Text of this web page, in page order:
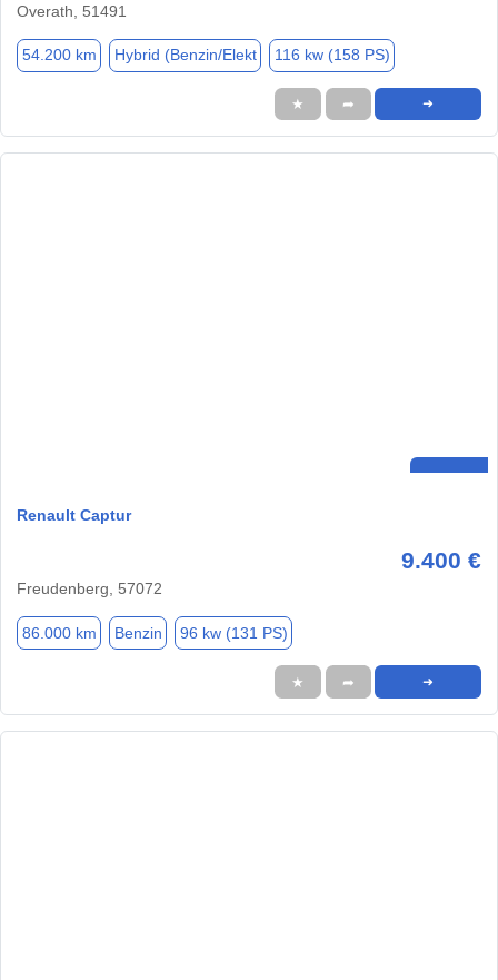
Overath, 51491
54.200 km Hybrid (Benzin/Elekt 116 kw (158 PS)
★ ➦ ➜
Renault Captur
9.400 €
Freudenberg, 57072
86.000 km Benzin 96 kw (131 PS)
★ ➦ ➜